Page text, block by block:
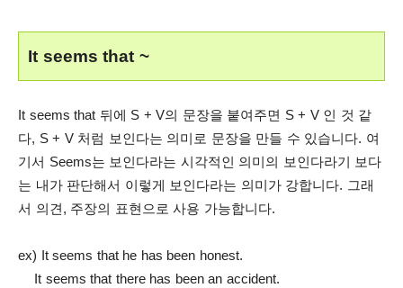
It seems that ~
It seems that 뒤에 S + V의 문장을 붙여주면 S + V 인 것 같
다, S + V 처럼 보인다는 의미로 문장을 만들 수 있습니다. 여
기서 Seems는 보인다라는 시각적인 의미의 보인다라기 보다
는 내가 판단해서 이렇게 보인다라는 의미가 강합니다. 그래
서 의견, 주장의 표현으로 사용 가능합니다.
ex) It seems that he has been honest.
It seems that there has been an accident.